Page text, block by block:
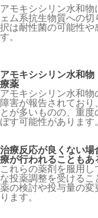
アモキシシリン水和
ェム系抗生物質への
択は耐性菌の可能性や
す。
アモキシシリン水和
療薬
アモキシシリン水和
障害が報告されてお
とが多いものの、重
ぼす可能性があります。
治療反応が良くない
療が⾏われることもあ
これらの薬剤を服用
な投薬調整を受ける
薬の検討や投与量の
ります。